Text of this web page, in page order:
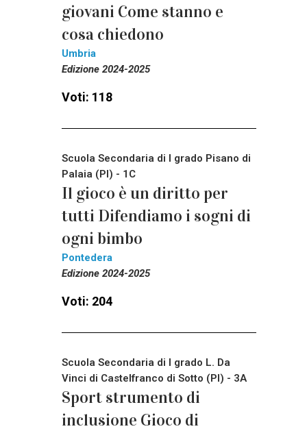
giovani Come stanno e
cosa chiedono
Umbria
Edizione 2024-2025
Voti: 118
Scuola Secondaria di I grado Pisano di
Palaia (PI) - 1C
Il gioco è un diritto per
tutti Difendiamo i sogni di
ogni bimbo
Pontedera
Edizione 2024-2025
Voti: 204
Scuola Secondaria di I grado L. Da
Vinci di Castelfranco di Sotto (PI) - 3A
Sport strumento di
inclusione Gioco di